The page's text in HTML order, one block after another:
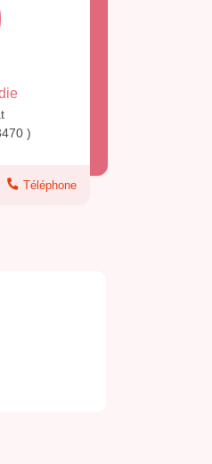
)
Téléphone